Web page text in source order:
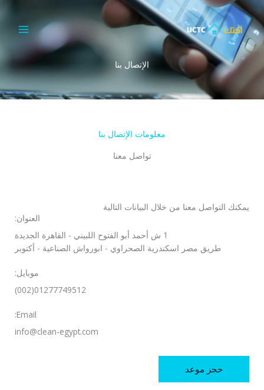
تخطي
إلى
المحتوى
الإتصال بنا
معلومات الإتصال بنا
تواصل معنا
يمكنك التواصل معنا من خلال البيانات التالية
العنوان:
1 ش أحمد أبو الفتوح اللبيني - القاهرة الجديدة
طريق مصر اسكندرية الصحراوي - ابورواش الصناعية - أكتوبر
موبايل:
01277749512(002)
Email:
info@clean-egypt.com
حجز موعد